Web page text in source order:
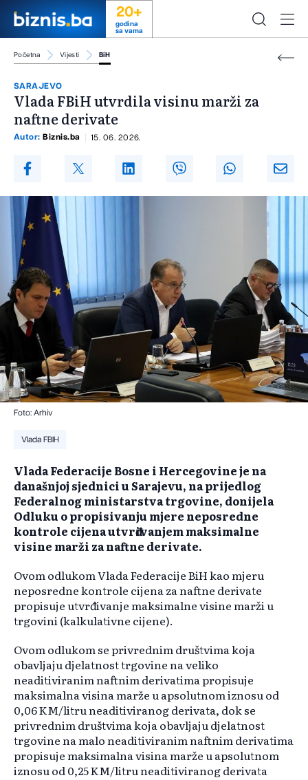
20+
godina
sa vama
Početna Vijesti BiH
SARAJEVO
Vlada FBiH utvrdila visinu marži za
naftne derivate
Autor: Biznis.ba 15. 06. 2026.
Foto: Arhiv
Vlada FBIH
Vlada Federacije Bosne i Hercegovine je na
današnjoj sjednici u Sarajevu, na prijedlog
Federalnog ministarstva trgovine, donijela
Odluku o propisivanju mjere neposredne
kontrole cijena utvrđivanjem maksimalne
visine marži za naftne derivate.
Ovom odlukom Vlada Federacije BiH kao mjeru
neposredne kontrole cijena za naftne derivate
propisuje utvrđivanje maksimalne visine marži u
trgovini (kalkulativne cijene).
Ovom odlukom se privrednim društvima koja
obavljaju djelatnost trgovine na veliko
neaditiviranim naftnim derivatima propisuje
maksimalna visina marže u apsolutnom iznosu od
0,06 KM/litru neaditiviranog derivata, dok se
privrednim društvima koja obavljaju djelatnost
trgovine na malo neaditiviranim naftnim derivatima
propisuje maksimalna visina marže u apsolutnom
iznosu od 0,25 KM/litru neaditiviranog derivata